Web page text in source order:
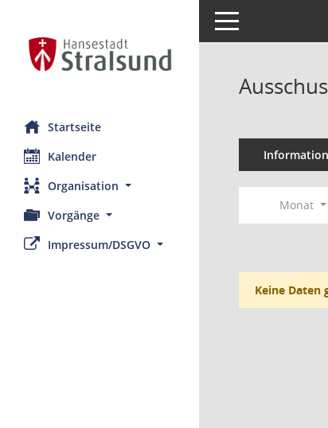
Startseite
Kalender
Organisation
Vorgänge
Impressum/DSGVO
Toggle navigation
Monat
Keine Daten